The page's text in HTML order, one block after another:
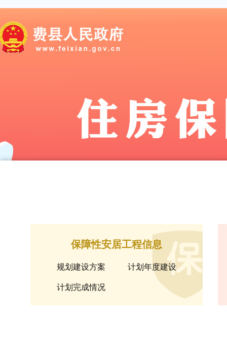
保障性安居工程信息
规划建设方案 计划年度建设
计划完成情况